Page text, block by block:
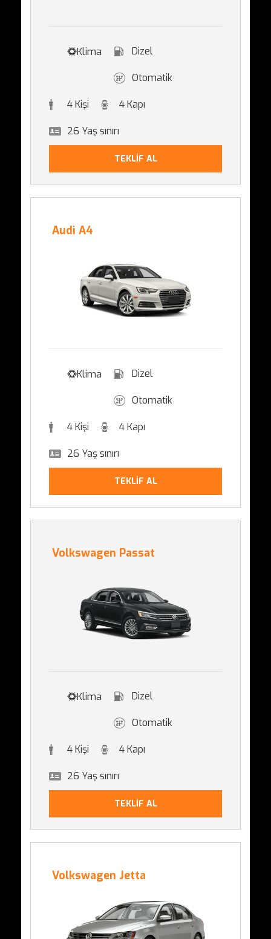
Klima Dizel
Otomatik
4 Kişi 4 Kapı
26 Yaş sınırı
TEKLİF AL
Audi A4
Klima Dizel
Otomatik
4 Kişi 4 Kapı
26 Yaş sınırı
TEKLİF AL
Volkswagen Passat
Klima Dizel
Otomatik
4 Kişi 4 Kapı
26 Yaş sınırı
TEKLİF AL
Volkswagen Jetta